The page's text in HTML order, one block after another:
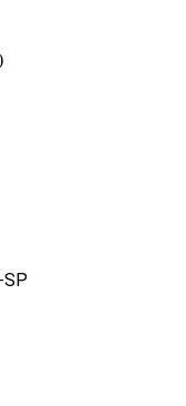
SP